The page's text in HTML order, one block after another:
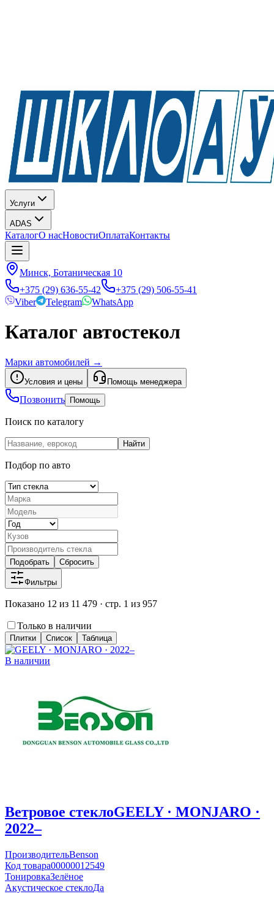
Услуги
ADAS
КаталогО насНовостиОплатаКонтакты
Минск, Ботаническая 10
+375 (29) 636-55-42
+375 (29) 506-55-41
Viber
Telegram WhatsApp
Каталог автостекол
Марки автомобилей →
Условия и цены Помощь менеджера
Позвонить Помощь
Поиск по каталогу
Найти
Подбор по авто
Подобрать Сбросить
Фильтры
Показано 12 из 11 479 · стр. 1 из 957
Только в наличии
Плитки Список Таблица
В наличии
Ветровое стеклоGEELY · MONJARO ·
2022–
ПроизводительBenson
Код товара00000012549
ТонировкаЗелёное
Акустическое стеклоДа